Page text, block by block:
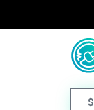
$